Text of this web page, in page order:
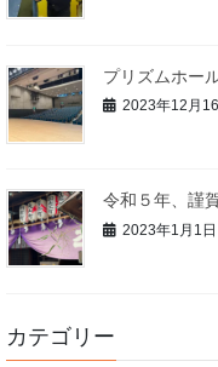
プリズムホー
2023年12月
令和５年、謹
2023年1月1日
カテゴリー